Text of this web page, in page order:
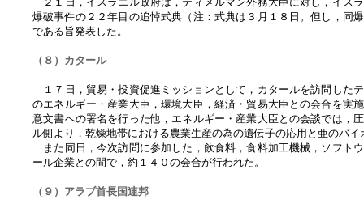
爆破事件の２２年目の追悼式典（注：式典は３月１８日。但し，同
である旨発表した。
（８）カタール
１７日，貿易・投資促進ミッションとして，カタールを訪問した
のエネルギー・産業大臣，環境大臣，経済・貿易大臣との会合を実
意文書への署名を行った他，エネルギー・産業大臣との会談では，
ル側より，乾燥地帯における農業生産の為の遺伝子の応用と亜のバ
また同日，今次訪問に参加した，飲食料，食料加工機械，ソフト
ール企業との間で，約１４０の会合が行われた。
（９）アラブ首長国連邦